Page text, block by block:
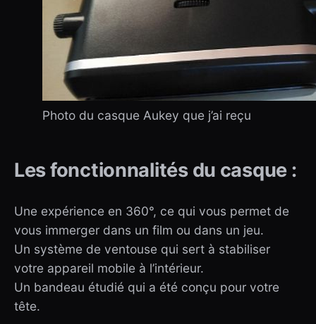
Photo du casque Aukey que j’ai reçu
Les fonctionnalités du casque :
Une expérience en 360°, ce qui vous permet de
vous immerger dans un film ou dans un jeu.
Un système de ventouse qui sert à stabiliser
votre appareil mobile à l’intérieur.
Un bandeau étudié qui a été conçu pour votre
tête.